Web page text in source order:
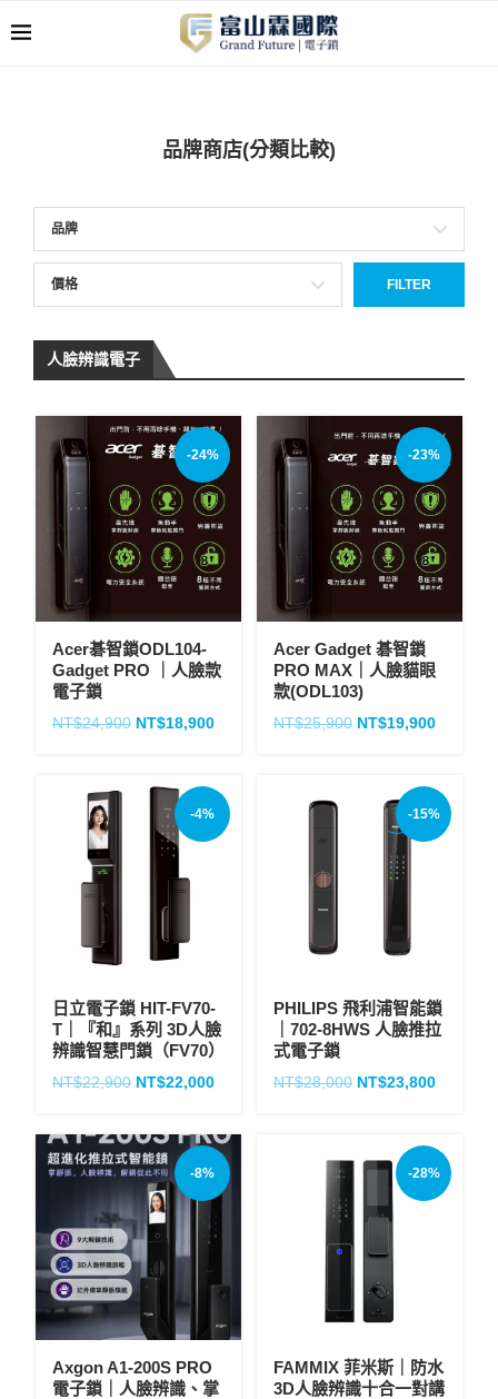
品牌商店(分類比較)
品牌
價格 FILTER
人臉辨識電子
-24%
Acer碁智鎖ODL104-
Gadget PRO ｜人臉款
電子鎖
NT$24,900 NT$18,900
-23%
Acer Gadget 碁智鎖
PRO MAX｜人臉貓眼
款(ODL103)
NT$25,900 NT$19,900
-4%
日立電子鎖 HIT-FV70-
T｜『和』系列 3D人臉
辨識智慧門鎖（FV70）
NT$22,900 NT$22,000
-15%
PHILIPS 飛利浦智能鎖
｜702-8HWS 人臉推拉
式電子鎖
NT$28,000 NT$23,800
-8%
Axgon A1-200S PRO
電子鎖｜人臉辨識、掌
-28%
FAMMIX 菲米斯｜防水
3D人臉辨識十合一對講